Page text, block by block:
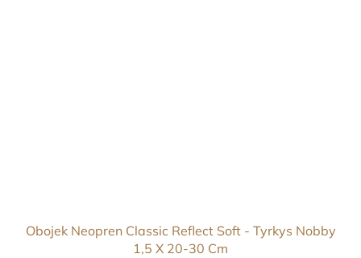
Obojek Neopren Classic Reflect Soft - Tyrkys Nobby
1,5 X 20-30 Cm